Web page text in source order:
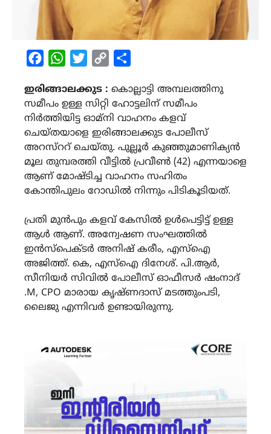
FacebookWhatsAppTwitterCopy
ഇരിങ്ങാലക്കുട : കൊല്ലാട്ടി അമ്പലത്തിനു
സമീപം ഉള്ള സിറ്റി ഹോട്ടലിന് സമീപം
നിർത്തിയിട്ട ഓമ്നി വാഹനം കളവ്
ചെയ്‌തയാളെ ഇരിങ്ങാലക്കുട പോലീസ്
അറസ്ററ് ചെയ്തു. പുല്ലൂർ കുഞ്ഞുമാണിക്യൻ
മൂല തുമ്പരത്തി വീട്ടിൽ പ്രവീൺ (42) എന്നയാളെ
ആണ് മോഷ്ടിച്ച വാഹനം സഹിതം
കോന്തിപുലം റോഡിൽ നിന്നും പിടികൂടിയത്.
പ്രതി മുൻപും കളവ് കേസിൽ ഉൾപെട്ടിട്ട് ഉള്ള
ആൾ ആണ്. അന്വേഷണ സംഘത്തിൽ
ഇൻസ്പെക്ടർ അനിഷ് കരീം, എസ്ഐ
അജിത്ത്. കെ, എസ്ഐ ദിനേശ്. പി.ആർ,
സീനിയർ സിവിൽ പോലീസ് ഓഫീസർ ഷംനാദ്
.M, CPO മാരായ കൃഷ്ണദാസ് മടത്തുംപടി,
ലൈജു എന്നിവർ ഉണ്ടായിരുന്നു.